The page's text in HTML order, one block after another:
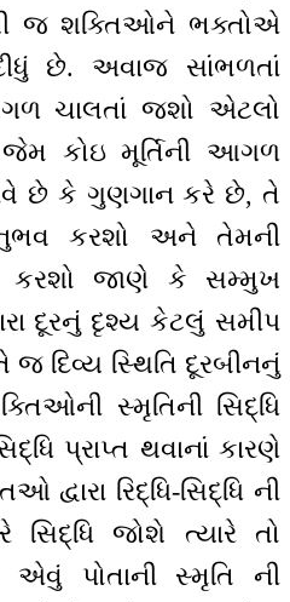
જ શક્તિઓને ભક્તોએ
છે. અવાજ સાંભળતાં
ચાલતાં જશો એટલો
કોઇ મૂર્તિની આગળ
છે કે ગુણગાન કરે છે, તે
કરશો અને તેમની
કરશો જાણે કે સમ્મુખ
દૂરનું દૃશ્ય કેટલું સમીપ
દિવ્ય સ્થિતિ દૂરબીનનું
સ્મૃતિની સિદ્ધિ
પ્રાપ્ત થવાનાં કારણે
રિદ્ધિ-સિદ્ધિ ની
જોશે ત્યારે તો
પોતાની સ્મૃતિ ની